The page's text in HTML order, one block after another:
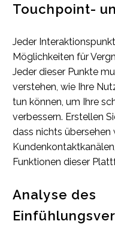
Touchpoint-
Jeder
Möglichkeiten für
Jeder dieser Punkte
verstehen, wie Ihre
tun können, um Ihre
verbessern. Erstellen
dass nichts übersehen
Funktionen dieser
Analyse des